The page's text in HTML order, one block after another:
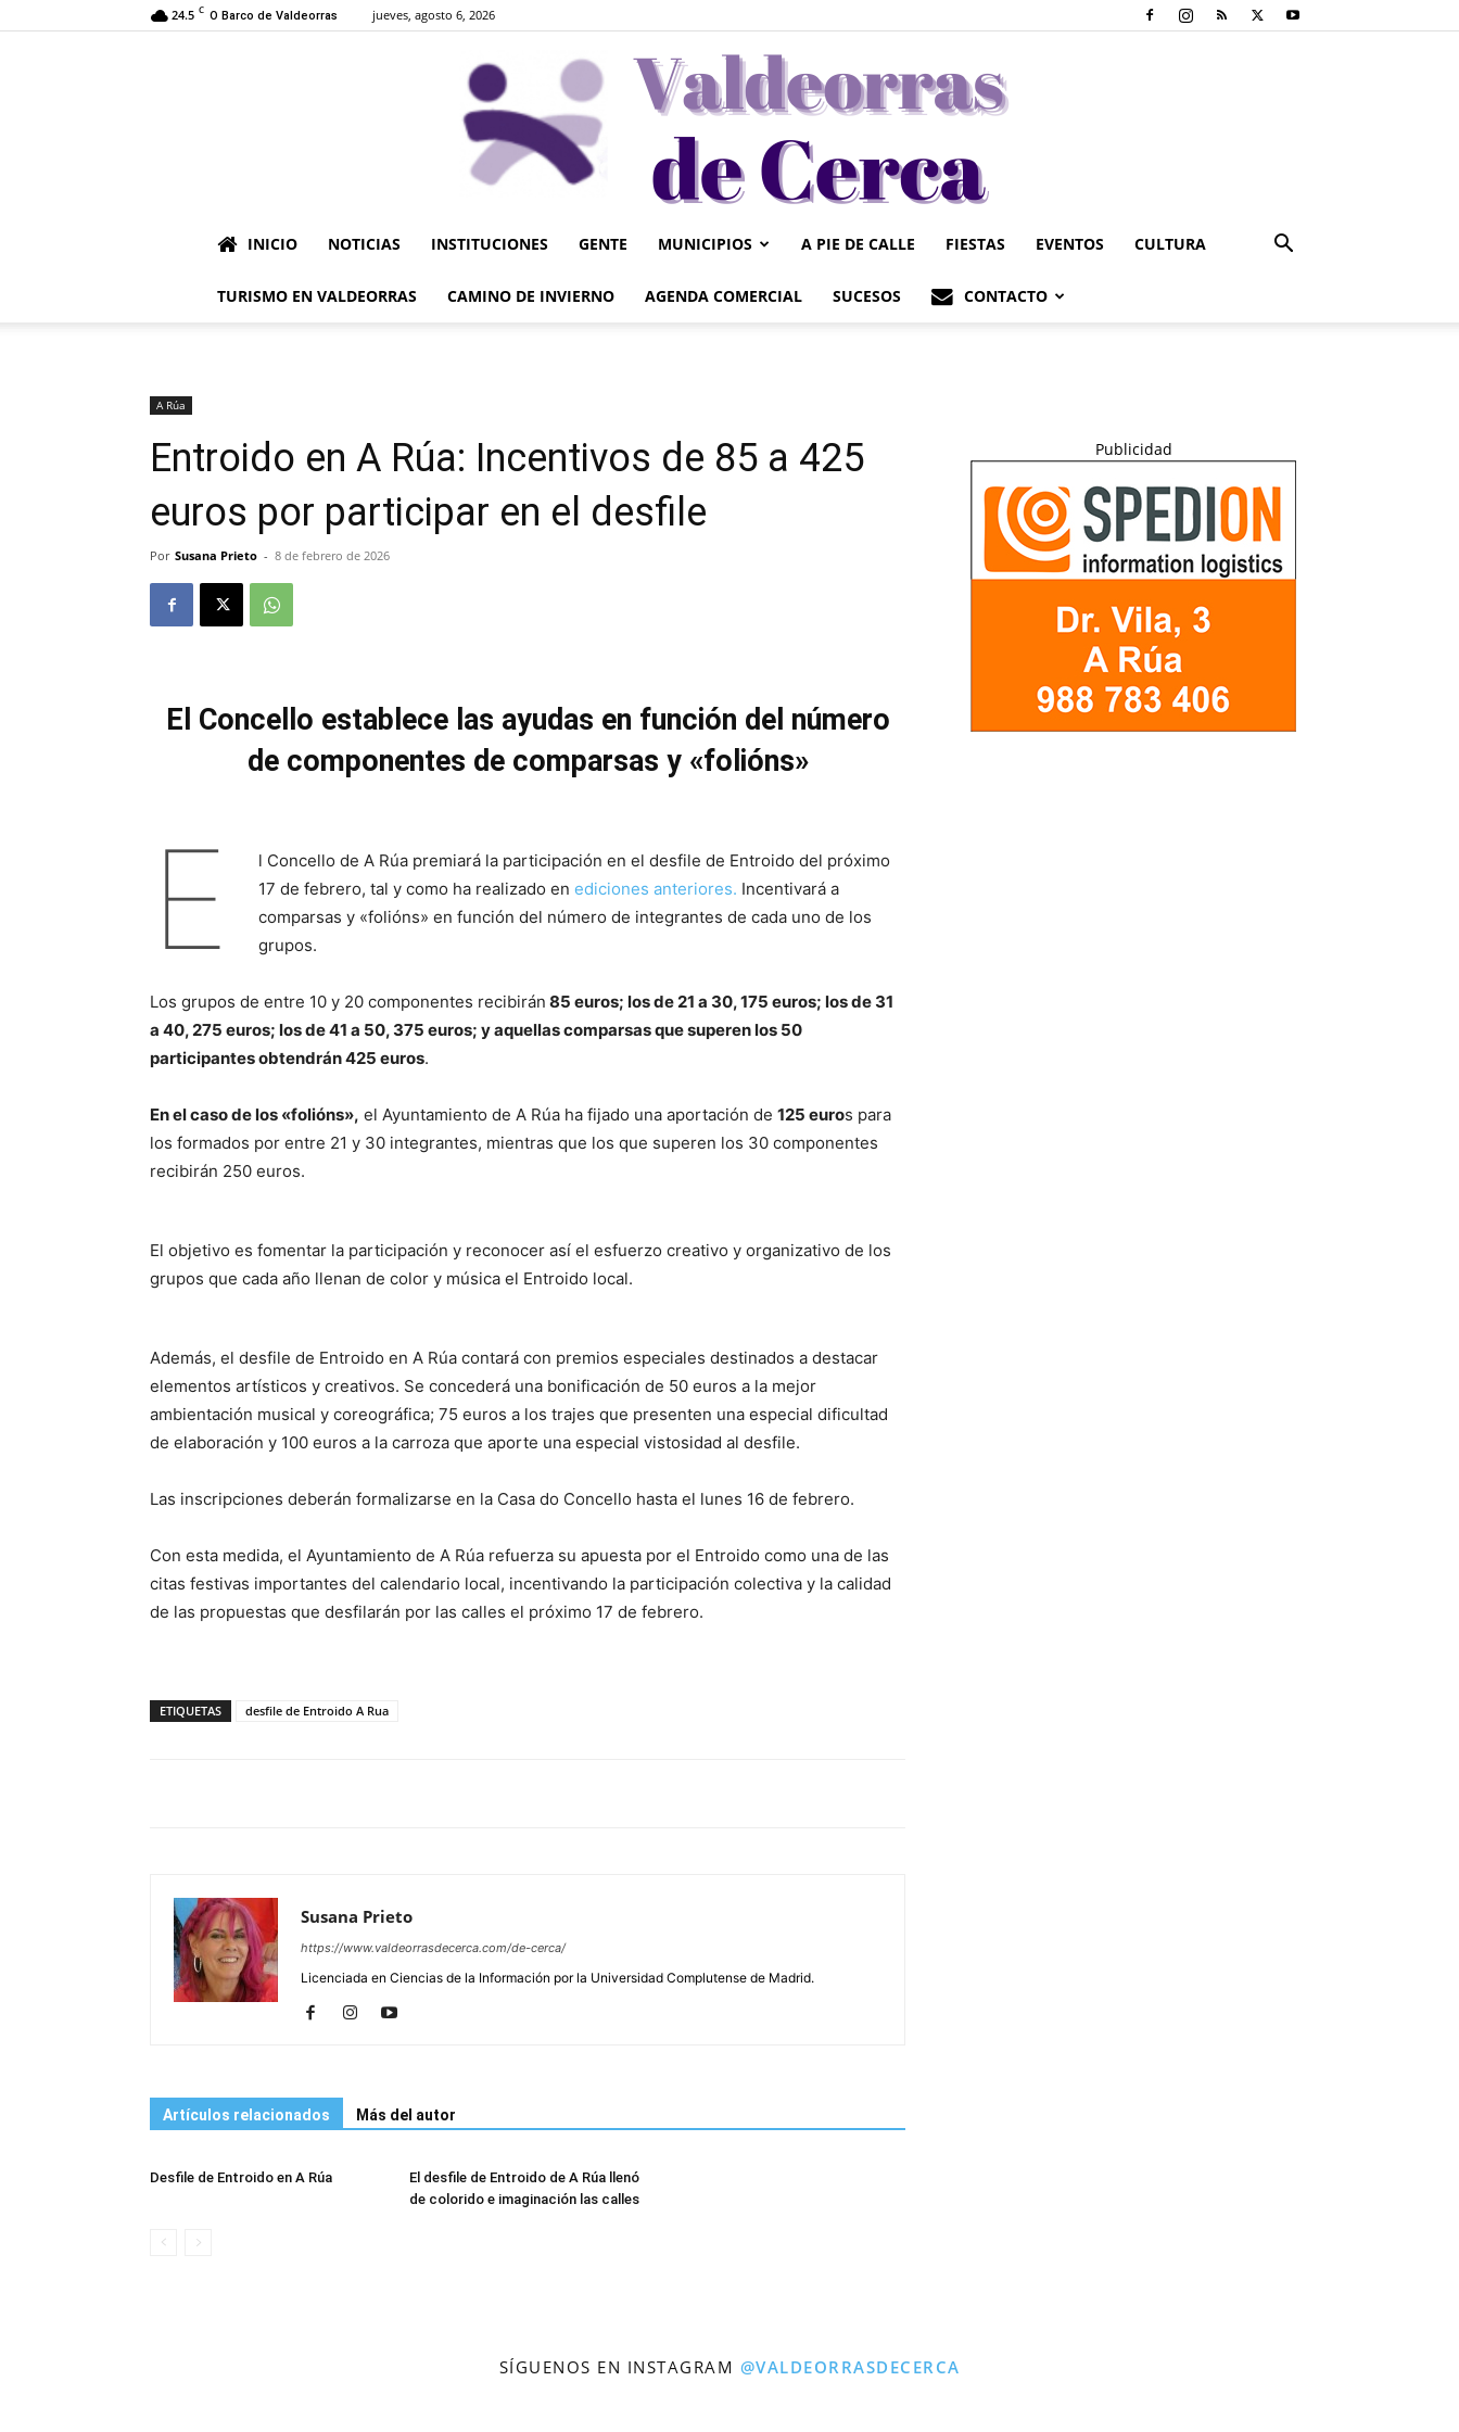
24.5 C O Barco de Valdeorras jueves, agosto 6, 2026
Valdeorrasdecerca
INICIO NOTICIAS INSTITUCIONES GENTE MUNICIPIOS A PIE DE CALLE FIESTAS EVENTOS CULTURA
TURISMO EN VALDEORRAS CAMINO DE INVIERNO AGENDA COMERCIAL SUCESOS CONTACTO
A Rúa
Entroido en A Rúa: Incentivos de 85 a 425
euros por participar en el desfile
Por Susana Prieto - 8 de febrero de 2026
El Concello establece las ayudas en función del número
de componentes de comparsas y «folións»
E
l Concello de A Rúa premiará la participación en el desfile de Entroido del próximo
17 de febrero, tal y como ha realizado en ediciones anteriores. Incentivará a
comparsas y «folións» en función del número de integrantes de cada uno de los
grupos.
Los grupos de entre 10 y 20 componentes recibirán 85 euros; los de 21 a 30, 175 euros; los de 31
a 40, 275 euros; los de 41 a 50, 375 euros; y aquellas comparsas que superen los 50
participantes obtendrán 425 euros.
En el caso de los «folións», el Ayuntamiento de A Rúa ha fijado una aportación de 125 euros para
los formados por entre 21 y 30 integrantes, mientras que los que superen los 30 componentes
recibirán 250 euros.
El objetivo es fomentar la participación y reconocer así el esfuerzo creativo y organizativo de los
grupos que cada año llenan de color y música el Entroido local.
Además, el desfile de Entroido en A Rúa contará con premios especiales destinados a destacar
elementos artísticos y creativos. Se concederá una bonificación de 50 euros a la mejor
ambientación musical y coreográfica; 75 euros a los trajes que presenten una especial dificultad
de elaboración y 100 euros a la carroza que aporte una especial vistosidad al desfile.
Las inscripciones deberán formalizarse en la Casa do Concello hasta el lunes 16 de febrero.
Con esta medida, el Ayuntamiento de A Rúa refuerza su apuesta por el Entroido como una de las
citas festivas importantes del calendario local, incentivando la participación colectiva y la calidad
de las propuestas que desfilarán por las calles el próximo 17 de febrero.
ETIQUETAS desfile de Entroido A Rua
Susana Prieto
https://www.valdeorrasdecerca.com/de-cerca/
Licenciada en Ciencias de la Información por la Universidad Complutense de Madrid.
Artículos relacionados Más del autor
Desfile de Entroido en A Rúa
El desfile de Entroido de A Rúa llenó
de colorido e imaginación las calles
Publicidad
SÍGUENOS EN INSTAGRAM @VALDEORRASDECERCA